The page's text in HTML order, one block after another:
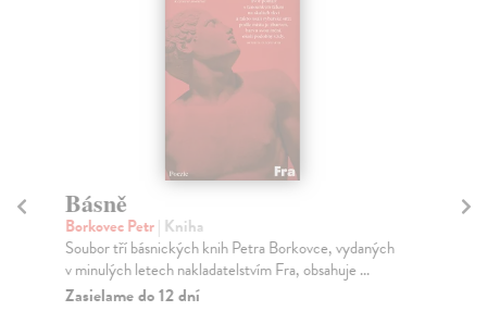
Básně
Borkovec Petr| Kniha
Soubor tří básnických knih Petra Borkovce, vydaných
v minulých letech nakladatelstvím Fra, obsahuje ...
Zasielame do 12 dní